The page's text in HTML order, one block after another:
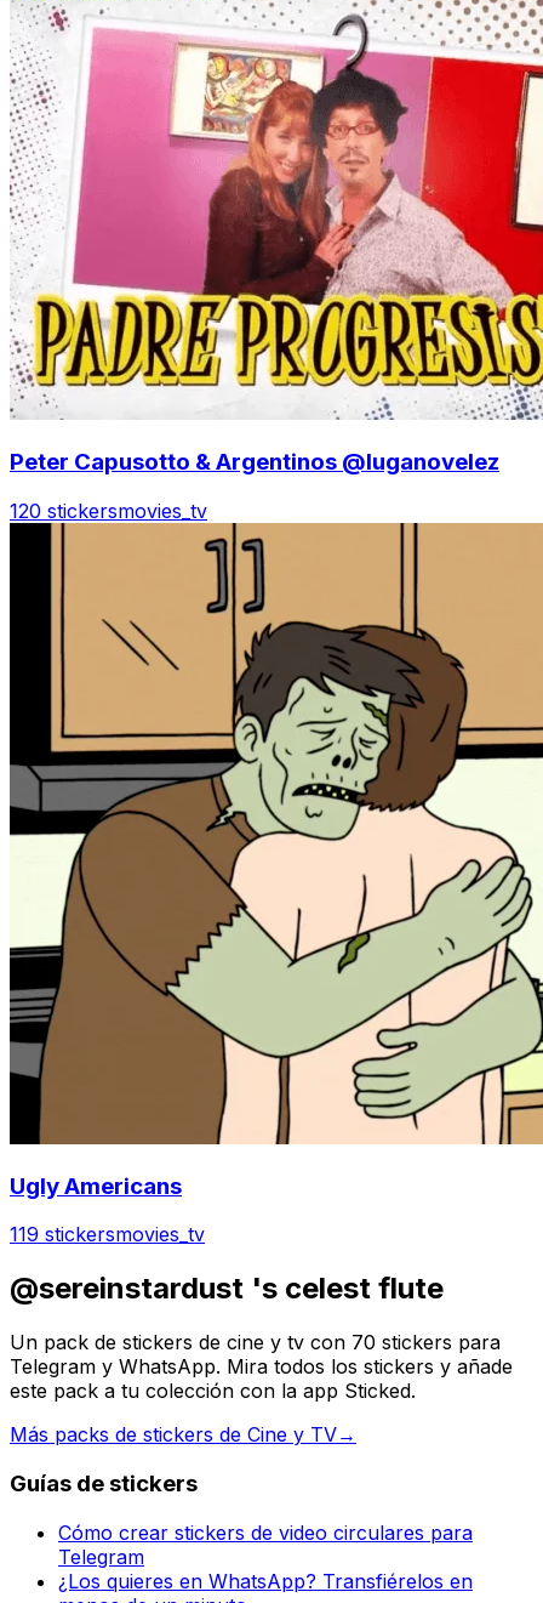
Peter Capusotto & Argentinos @luganovelez
120 stickersmovies_tv
Ugly Americans
119 stickersmovies_tv
@sereinstardust 's celest flute
Un pack de stickers de cine y tv con 70 stickers para
Telegram y WhatsApp. Mira todos los stickers y añade
este pack a tu colección con la app Sticked.
Más packs de stickers de Cine y TV→
Guías de stickers
Cómo crear stickers de video circulares para
Telegram
¿Los quieres en WhatsApp? Transfiérelos en